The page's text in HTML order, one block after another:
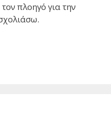
πλοηγό για την